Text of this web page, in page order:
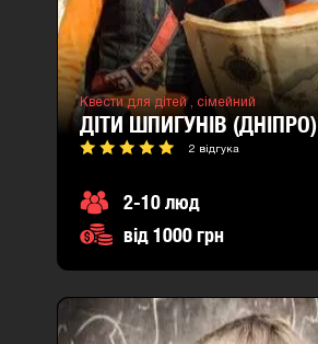
Квести для дітей , сімейний
ДІТИ ШПИГУНІВ (ДНІПРО)
2 відгука
2-10 люд
від 1000 грн